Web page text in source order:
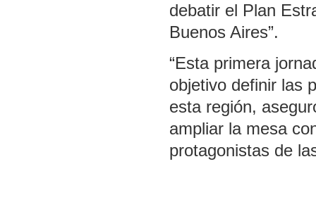
debatir el Plan
Buenos Aires”.
“Esta primera
objetivo definir las
esta región,
ampliar la mesa
protagonistas de